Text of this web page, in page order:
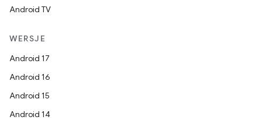
Android TV
WERSJE
Android 17
Android 16
Android 15
Android 14